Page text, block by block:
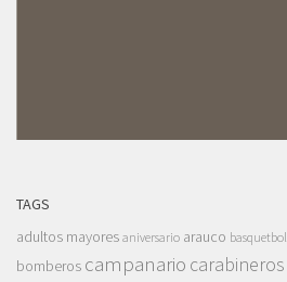
TAGS
adultos mayores aniversario arauco basquetbol
bomberos campanario carabineros